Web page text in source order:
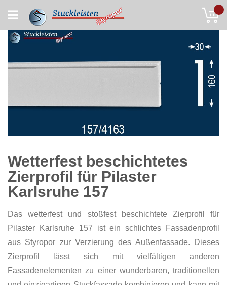
to
Content
Wetterfest beschichtetes
Zierprofil für Pilaster
Karlsruhe 157
Das wetterfest und stoßfest beschichtete Zierprofil für
Pilaster Karlsruhe 157 ist ein schlichtes Fassadenprofil
aus Styropor zur Verzierung des Außenfassade. Dieses
Zierprofil lässt sich mit vielfältigen anderen
Fassadenelementen zu einer wunderbaren, traditionellen